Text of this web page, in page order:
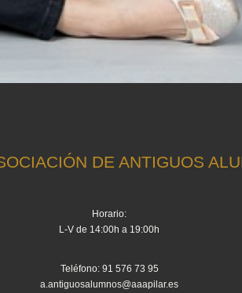
DE ANTIGUOS
Horario:
L-V de 14:00h a 19:00h
Teléfono: 91 576 73 95
a.antiguosalumnos@aaapilar.es